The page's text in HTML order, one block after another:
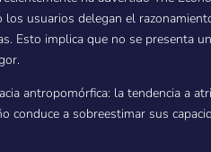
usuarios delegan el
Esto implica que no se presenta
antropomórfica: la tendencia a
a sobreestimar sus